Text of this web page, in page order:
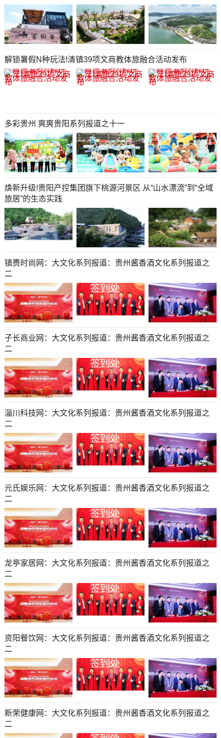
解锁暑假N种玩法!清镇39项文商教体旅融合活动发布
多彩贵州 爽爽贵阳系列报道之十一
焕新升级!贵阳产控集团旗下桃源河景区 从“山水漂流”到“全域
旅居”的生态实践
镇赉时尚网：大文化系列报道：贵州酱香酒文化系列报道之
二
子长商业网：大文化系列报道：贵州酱香酒文化系列报道之
二
淄川科技网：大文化系列报道：贵州酱香酒文化系列报道之
二
元氏娱乐网：大文化系列报道：贵州酱香酒文化系列报道之
二
龙亭家居网：大文化系列报道：贵州酱香酒文化系列报道之
二
资阳餐饮网：大文化系列报道：贵州酱香酒文化系列报道之
二
新荣健康网：大文化系列报道：贵州酱香酒文化系列报道之
二